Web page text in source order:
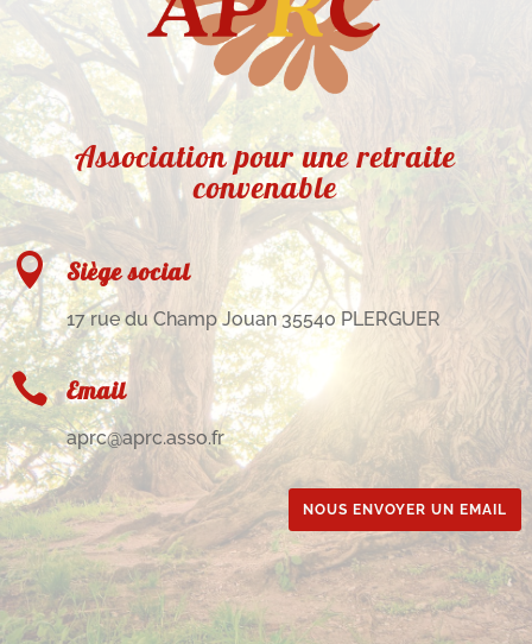
Association pour une retraite
convenable
 Siège social
17 rue du Champ Jouan 35540 PLERGUER
 Email
aprc@aprc.asso.fr
NOUS ENVOYER UN EMAIL